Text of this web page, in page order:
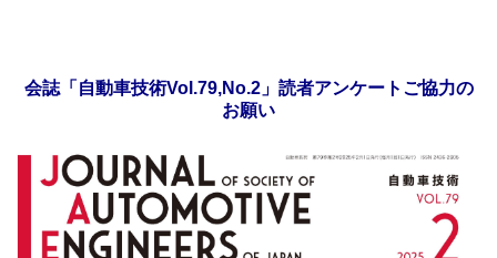
会誌「自動車技術Vol.79,No.2」読者アンケートご協力の
お願い